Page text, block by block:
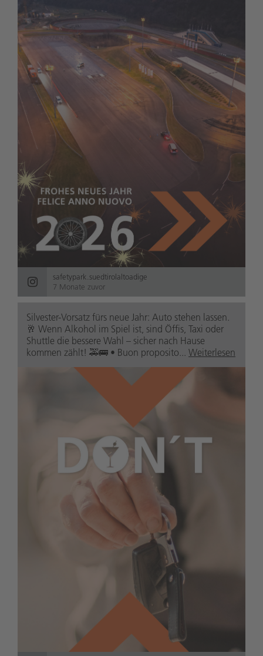
safetypark.suedtirolaltoadige
7 Monate zuvor
Silvester-Vorsatz fürs neue Jahr: Auto stehen lassen.
🥂 Wenn Alkohol im Spiel ist, sind Öffis, Taxi oder
Shuttle die bessere Wahl – sicher nach Hause
kommen zählt! 🚕🚌 • Buon proposito... Weiterlesen